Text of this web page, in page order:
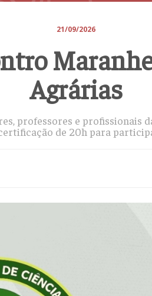
21/09/2026
Agrárias
professores e profissionais
de 20h para